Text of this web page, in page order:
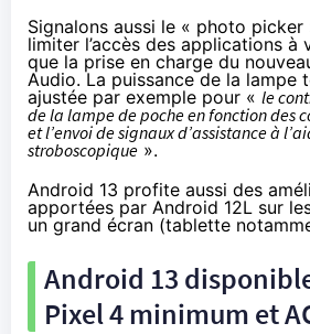
Signalons aussi le « photo
limiter l’accès des applications à
que la prise en charge du
Audio. La puissance de la lampe
ajustée par exemple pour « le
de la lampe de poche en fonction des
et l’envoi de signaux d’assistance à
stroboscopique ».
Android 13 profite aussi des
apportées par Android 12L sur
un grand écran (tablette
Android 13
Pixel 4 minimum et